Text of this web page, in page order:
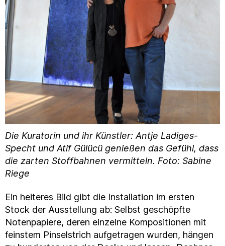
Die Kuratorin und ihr Künstler: Antje Ladiges-
Specht und Atif Gülücü genießen das Gefühl, dass
die zarten Stoffbahnen vermitteln. Foto: Sabine
Riege
Ein heiteres Bild gibt die Installation im ersten
Stock der Ausstellung ab: Selbst geschöpfte
Notenpapiere, deren einzelne Kompositionen mit
feinstem Pinselstrich aufgetragen wurden, hängen